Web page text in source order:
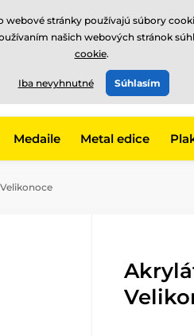
EUR
Medaile Metal edice
webové stránky používajú súbory
našich webových stránok
cookie.
Iba nevyhnutné Súhlasím